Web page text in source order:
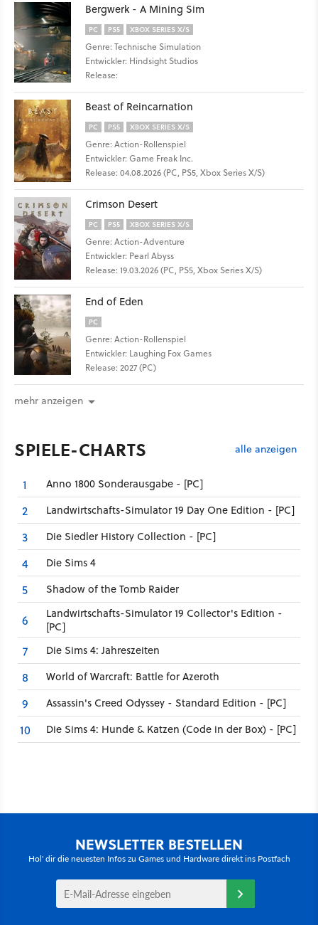
Bergwerk - A Mining Sim
PC PS5 XBOX SERIES X/S
Genre: Technische Simulation
Entwickler: Hindsight Studios
Release:
Beast of Reincarnation
PC PS5 XBOX SERIES X/S
Genre: Action-Rollenspiel
Entwickler: Game Freak Inc.
Release: 04.08.2026 (PC, PS5, Xbox Series X/S)
Crimson Desert
PC PS5 XBOX SERIES X/S
Genre: Action-Adventure
Entwickler: Pearl Abyss
Release: 19.03.2026 (PC, PS5, Xbox Series X/S)
End of Eden
PC
Genre: Action-Rollenspiel
Entwickler: Laughing Fox Games
Release: 2027 (PC)
mehr anzeigen
SPIELE-CHARTS alle anzeigen
1 Anno 1800 Sonderausgabe - [PC]
2 Landwirtschafts-Simulator 19 Day One Edition - [PC]
3 Die Siedler History Collection - [PC]
4 Die Sims 4
5 Shadow of the Tomb Raider
6
Landwirtschafts-Simulator 19 Collector's Edition -
[PC]
7 Die Sims 4: Jahreszeiten
8 World of Warcraft: Battle for Azeroth
9 Assassin's Creed Odyssey - Standard Edition - [PC]
10 Die Sims 4: Hunde & Katzen (Code in der Box) - [PC]
NEWSLETTER BESTELLEN
Hol' dir die neuesten Infos zu Games und Hardware direkt ins Postfach